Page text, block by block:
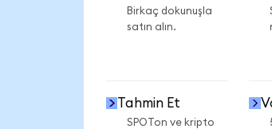
Birkaç dokunuşla
satın alın.
Tahmin Et
SPOTon ve kripto